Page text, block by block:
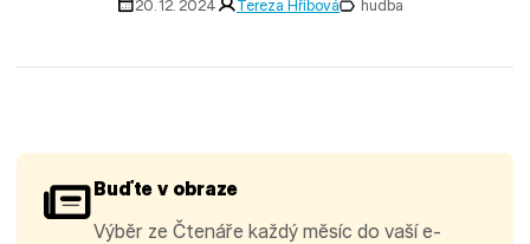
20. 12. 2024 Tereza Hřibová hudba
Buďte v obraze
Výběr ze Čtenáře každý měsíc do vaší e-